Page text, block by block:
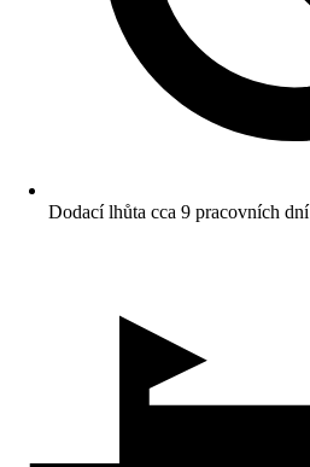
Dodací lhůta cca 9 pracovních dní